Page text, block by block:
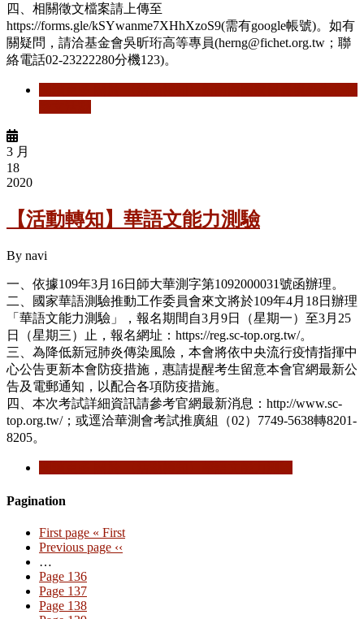
四、相關徵文檔案請上傳至
https://forms.gle/kSYwanme7XHhXzoS9(需有google帳號)。如有
關疑問，請洽基金會吳昕珩高等專員(herng@fichet.org.tw；聯
絡電話02-23222280分機123)。
3 月
18
2020
【活動轉知】華語文能力測驗
By navi
一、依據109年3月16日師大華測字第1092000031號函辦理。
二、國家華語測驗推動工作委員會來文將於109年4月18日辦理
「華語文能力測驗」，報名期間自3月9日（星期一）至3月25
日（星期三）止，報名網址：https://reg.sc-top.org.tw/。
三、為降低新冠肺炎傳染風險，本會將依中央流行疫情指揮中
心公告更新本會防疫措施，惠請提醒考生留意本會官網最新公
告及電郵通知，以配合各項防疫措施。
四、本次考試詳細資訊請參考官網最新消息：http://www.sc-
top.org.tw/；或逕洽華測會考試推廣組（02）7749-5638轉8201-
8205。
Pagination
First page « First
Previous page ‹‹
…
Page 136
Page 137
Page 138